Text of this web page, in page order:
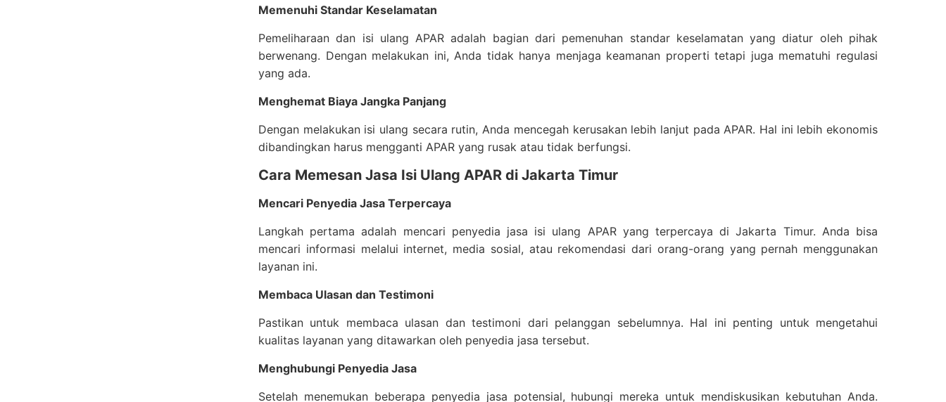
Memenuhi Standar Keselamatan
Pemeliharaan dan isi ulang APAR adalah bagian dari pemenuhan standar keselamatan yang diatur oleh pihak
berwenang. Dengan melakukan ini, Anda tidak hanya menjaga keamanan properti tetapi juga mematuhi regulasi
yang ada.
Menghemat Biaya Jangka Panjang
Dengan melakukan isi ulang secara rutin, Anda mencegah kerusakan lebih lanjut pada APAR. Hal ini lebih ekonomis
dibandingkan harus mengganti APAR yang rusak atau tidak berfungsi.
Cara Memesan Jasa Isi Ulang APAR di Jakarta Timur
Mencari Penyedia Jasa Terpercaya
Langkah pertama adalah mencari penyedia jasa isi ulang APAR yang terpercaya di Jakarta Timur. Anda bisa
mencari informasi melalui internet, media sosial, atau rekomendasi dari orang-orang yang pernah menggunakan
layanan ini.
Membaca Ulasan dan Testimoni
Pastikan untuk membaca ulasan dan testimoni dari pelanggan sebelumnya. Hal ini penting untuk mengetahui
kualitas layanan yang ditawarkan oleh penyedia jasa tersebut.
Menghubungi Penyedia Jasa
Setelah menemukan beberapa penyedia jasa potensial, hubungi mereka untuk mendiskusikan kebutuhan Anda.